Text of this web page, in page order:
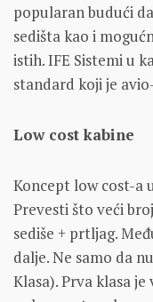
popularan budući
sedišta kao i
istih. IFE Sistemi u
standard koji je
Low cost kabine
Koncept low cost-a
Prevesti što veći
sediše + prtljag.
dalje. Ne samo da
Klasa). Prva klasa